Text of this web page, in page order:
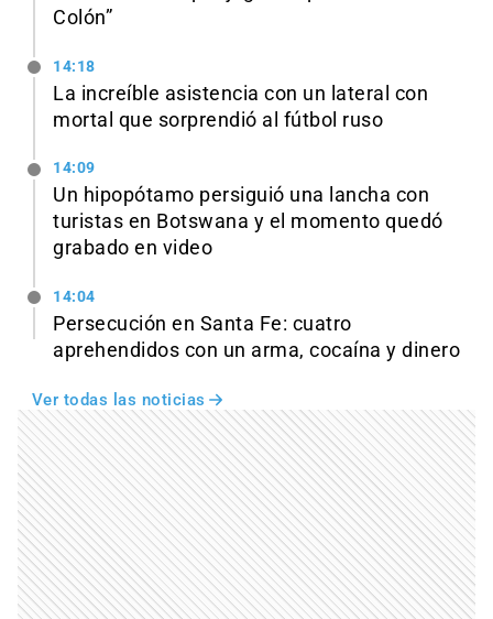
Colón”
14:18
La increíble asistencia con un lateral con
mortal que sorprendió al fútbol ruso
14:09
Un hipopótamo persiguió una lancha con
turistas en Botswana y el momento quedó
grabado en video
14:04
Persecución en Santa Fe: cuatro
aprehendidos con un arma, cocaína y dinero
Ver todas las noticias